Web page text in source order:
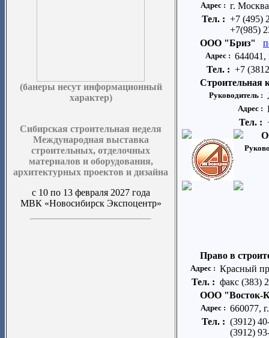
(банеры несут информационный
характер)
Сибирская строительная неделя
Международная выставка
строительных, отделочных
материалов и оборудования,
архитектурных проектов и дизайна
с 10 по 13 февраля 2027 года
МВК «Новосибирск Экспоцентр»
Адрес : г.
Тел. : +7 (495)
+7(985)
ООО "Бриз"
Адрес : 644041,
Тел. : +7
Строительная
Руководитель :
Адрес :
Тел. :
Право в
Адрес : Красный
Тел. : факс (383)
ООО "Восток-
Адрес : 660077,
Тел. : (3912)
(3912)